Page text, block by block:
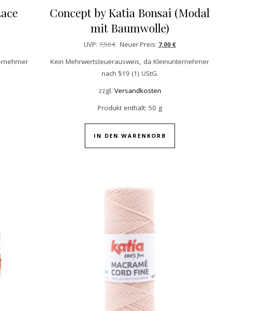
Concept by Katia Bonsai (Modal
mit Baumwolle)
UVP: 7,50€ Ursprünglicher Preis war: 7,50 €
Neuer Preis: 7,00 €Aktueller Preis ist: 7,00 €.
Kein Mehrwertsteuerausweis, da Kleinunternehmer
nach §19 (1) UStG.
zzgl. Versandkosten
Produkt enthält: 50 g
IN DEN WARENKORB